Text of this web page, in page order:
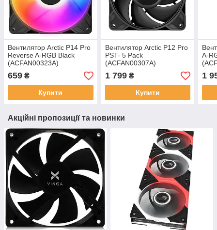
Вентилятор Arctic P14 Pro
Reverse A-RGB Black
(ACFAN00323A)
659 ₴
Купити
Вентилятор Arctic P12 Pro
PST- 5 Pack
(ACFAN00307A)
1 799₴
Купити
A-
1
Акційні пропозиції та новинки